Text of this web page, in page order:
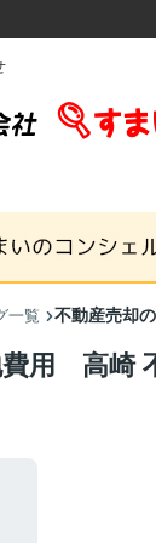
一覧 不動産売却
用 高崎